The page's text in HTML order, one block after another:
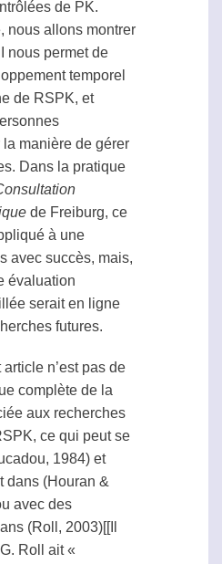
de PK.
nous allons montrer
nous permet de
temporel
de RSPK, et
manière de gérer
Dans la pratique
de Freiburg, ce
à une
avec succès, mais,
évaluation
serait en ligne
futures.
article n’est pas de
complète de la
aux recherches
, ce qui peut se
1984) et
dans (Houran &
avec des
(Roll, 2003)[[Il
Roll ait «